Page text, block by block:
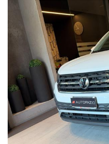
QUALSIASI PROVA SU
CONDIZIONI DI VENDITA :
12/24 MESI DI GARANZIA
STRADALE ACI IN TUTTA
CERTIFICAZIONE
CERTIFICAZIONE DI
CERTIFICAZIONE
TAGLIANDO MANUTENZIONE